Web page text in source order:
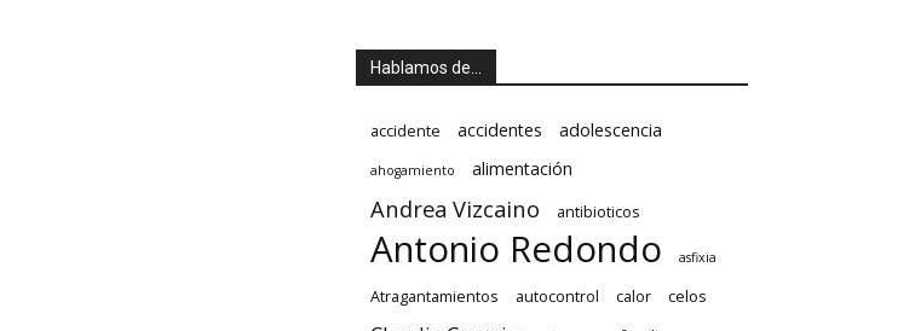
Hablamos de…
accidente accidentes adolescencia
ahogamiento alimentación
Andrea Vizcaino antibioticos
Antonio Redondo asfixia
Atragantamientos autocontrol calor celos